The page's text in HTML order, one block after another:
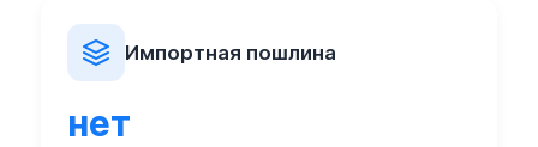
Импортная пошлина
нет